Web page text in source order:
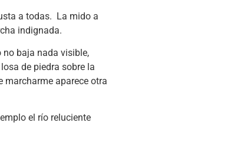
a todas. La mido a
indignada.
no baja nada visible,
de piedra sobre la
marcharme aparece otra
el río reluciente